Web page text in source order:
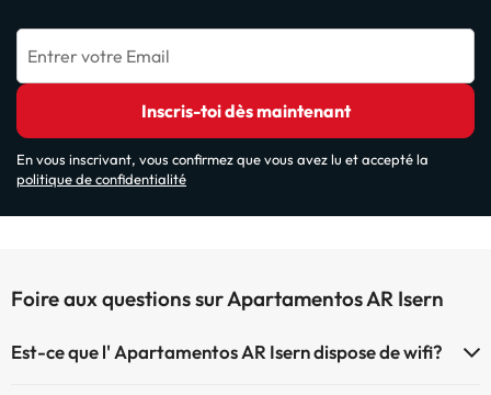
Entrer votre Email
Inscris-toi dès maintenant
En vous inscrivant, vous confirmez que vous avez lu et accepté la
politique de confidentialité
Foire aux questions sur Apartamentos AR Isern
Est-ce que l' Apartamentos AR Isern dispose de wifi?